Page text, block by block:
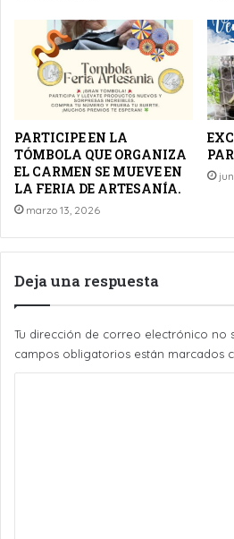
PARTICIPE EN LA
TÓMBOLA QUE ORGANIZA
EL CARMEN SE MUEVE EN
LA FERIA DE ARTESANÍA.
marzo 13, 2026
Deja una respuesta
Tu dirección de correo electrónico no
campos obligatorios están marcados